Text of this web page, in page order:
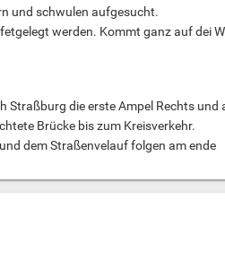
und schwulen aufgesucht.
werden. Kommt ganz auf dei
Straßburg die erste Ampel Rechts und
Brücke bis zum Kreisverkehr.
dem Straßenvelauf folgen am ende